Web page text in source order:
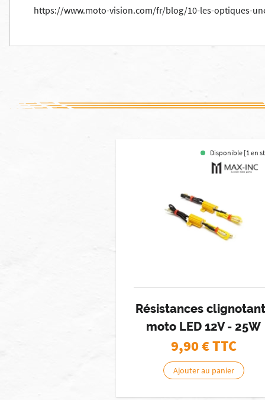
https://www.moto-vision.com/fr/blog/10-les-optiques-
Disponible [1 en
Résistances
moto LED 12V - 25W
9,90€ TTC
Ajouter au panier